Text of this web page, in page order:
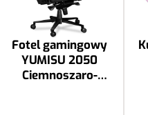
Fotel gamingowy
YUMISU 2050
Ciemnoszaro-